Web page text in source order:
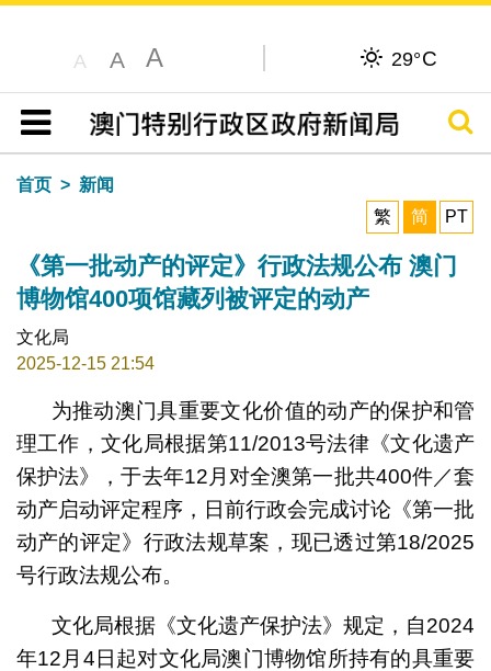
A A A 29°C
目录
搜寻
首页
新闻
繁
简 PT
《第一批动产的评定》行政法规公布 澳门
博物馆400项馆藏列被评定的动产
文化局
2025-12-15 21:54
为推动澳门具重要文化价值的动产的保护和管
理工作，文化局根据第11/2013号法律《文化遗产
保护法》，于去年12月对全澳第一批共400件／套
动产启动评定程序，日前行政会完成讨论《第一批
动产的评定》行政法规草案，现已透过第18/2025
号行政法规公布。
文化局根据《文化遗产保护法》规定，自2024
年12月4日起对文化局澳门博物馆所持有的具重要